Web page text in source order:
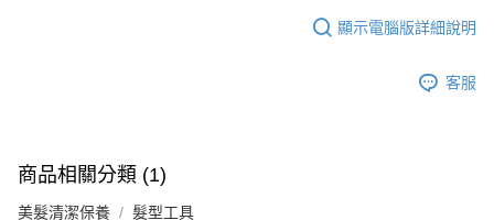
顯示電腦版詳細說明
客服
商品相關分類 (1)
美髮清潔保養 髮型工具